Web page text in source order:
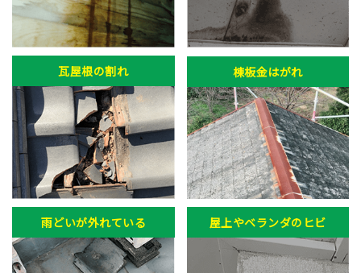
瓦屋根の割れ 棟板金はがれ
雨どいが外れている 屋上やベランダのヒビ